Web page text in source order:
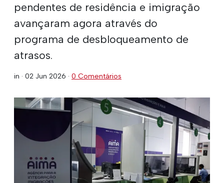
pendentes de residência e imigração
avançaram agora através do
programa de desbloqueamento de
atrasos.
in · 02 Jun 2026 · 0 Comentários